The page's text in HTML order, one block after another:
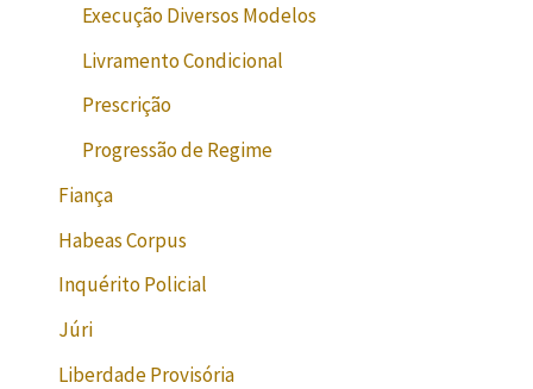
Execução Diversos Modelos
Livramento Condicional
Prescrição
Progressão de Regime
Fiança
Habeas Corpus
Inquérito Policial
Júri
Liberdade Provisória